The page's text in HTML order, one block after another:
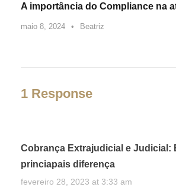
A importância do Compliance na
maio 8, 2024 • Beatriz
1 Response
Cobrança Extrajudicial e Judicial:
princiapais diferença
fevereiro 28, 2023 at 3:33 am